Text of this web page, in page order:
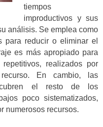
tiempos
improductivos y sus
análisis. Se emplea como
para reducir o eliminar el
es más apropiado para
realizados por
En cambio, las
cubren el resto de los
poco sistematizados,
numerosos recursos.